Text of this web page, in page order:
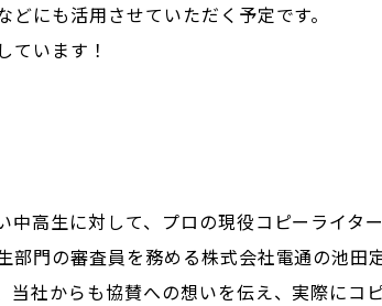
にも活用させていただく予定です。
ています！
中高生に対して、プロの現役コピーライタ
部門の審査員を務める株式会社電通の池田
社からも協賛への想いを伝え、実際にコ